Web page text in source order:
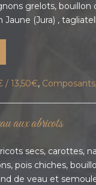
grelots, bouillon
Jaune (Jura) ,
/ 13,50€, Composants
aux abricots
secs, carottes,
pois chiches,
de veau et